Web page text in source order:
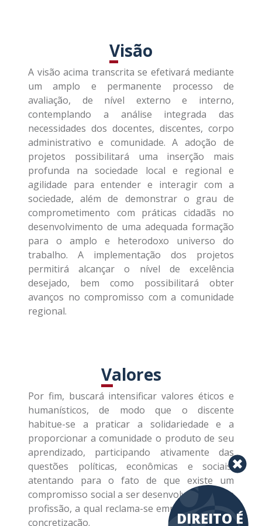
DIREITO É
Visão
A visão acima transcrita se efetivará mediante
um amplo e permanente processo de
avaliação, de nível externo e interno,
contemplando a análise integrada das
necessidades dos docentes, discentes, corpo
administrativo e comunidade. A adoção de
projetos possibilitará uma inserção mais
profunda na sociedade local e regional e
agilidade para entender e interagir com a
sociedade, além de demonstrar o grau de
comprometimento com práticas cidadãs no
desenvolvimento de uma adequada formação
para o amplo e heterodoxo universo do
trabalho. A implementação dos projetos
permitirá alcançar o nível de excelência
desejado, bem como possibilitará obter
avanços no compromisso com a comunidade
regional.
Valores
Por fim, buscará intensificar valores éticos e
humanísticos, de modo que o discente
habitue-se a praticar a solidariedade e a
proporcionar a comunidade o produto de seu
aprendizado, participando ativamente das
questões políticas, econômicas e sociais,
atentando para o fato de que existe um
compromisso social a ser desenvolvido em sua
profissão, a qual reclama-se empenho em sua
concretização.